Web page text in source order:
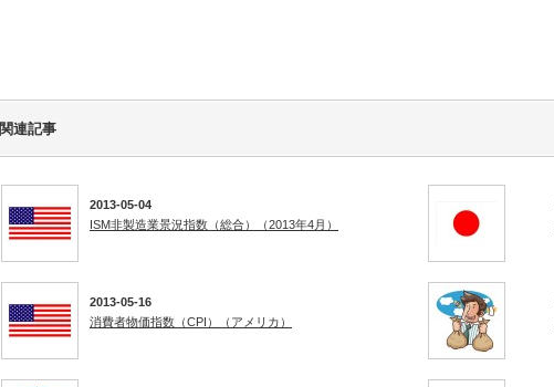
関連記事
2013-05-04
ISM非製造業景況指数（総合）（2013年4月）
2013-05-16
消費者物価指数（CPI）（アメリカ）